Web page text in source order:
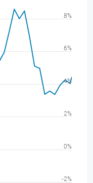
-2%
0%
2%
4%
6%
8%